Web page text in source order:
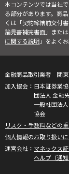
本コンテンツでは当社
る部分があります。商
くは「契約締結前交付
論見書補完書面」また
に関する説明」をよく
金融商品取引業者 関
日本証券業
団法人 金融
一般社団法
協会
リスク・手数料などの
個人情報のお取り扱い
マネックス
ヘルプ（通知